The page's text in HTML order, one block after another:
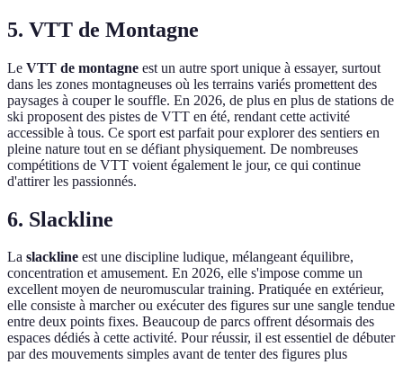
5. VTT de Montagne
Le VTT de montagne est un autre sport unique à essayer, surtout
dans les zones montagneuses où les terrains variés promettent des
paysages à couper le souffle. En 2026, de plus en plus de stations de
ski proposent des pistes de VTT en été, rendant cette activité
accessible à tous. Ce sport est parfait pour explorer des sentiers en
pleine nature tout en se défiant physiquement. De nombreuses
compétitions de VTT voient également le jour, ce qui continue
d'attirer les passionnés.
6. Slackline
La slackline est une discipline ludique, mélangeant équilibre,
concentration et amusement. En 2026, elle s'impose comme un
excellent moyen de neuromuscular training. Pratiquée en extérieur,
elle consiste à marcher ou exécuter des figures sur une sangle tendue
entre deux points fixes. Beaucoup de parcs offrent désormais des
espaces dédiés à cette activité. Pour réussir, il est essentiel de débuter
par des mouvements simples avant de tenter des figures plus